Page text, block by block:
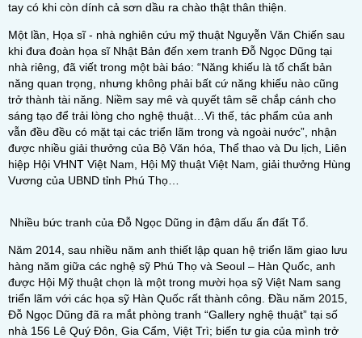
tay có khi còn dính cả sơn dầu ra chào thật thân thiện.
Một lần, Họa sĩ - nhà nghiên cứu mỹ thuật Nguyễn Văn Chiến sau
khi đưa đoàn họa sĩ Nhật Bản đến xem tranh Đỗ Ngọc Dũng tại
nhà riêng, đã viết trong một bài báo: “Năng khiếu là tố chất bản
năng quan trọng, nhưng không phải bất cứ năng khiếu nào cũng
trở thành tài năng. Niềm say mê và quyết tâm sẽ chắp cánh cho
sáng tạo để trải lòng cho nghệ thuật…Vì thế, tác phẩm của anh
vẫn đều đều có mặt tại các triển lãm trong và ngoài nước”, nhận
được nhiều giải thưởng của Bộ Văn hóa, Thể thao và Du lịch, Liên
hiệp Hội VHNT Việt Nam, Hội Mỹ thuật Việt Nam, giải thưởng Hùng
Vương của UBND tỉnh Phú Thọ…
Nhiều bức tranh của Đỗ Ngọc Dũng in đậm dấu ấn đất Tổ.
Năm 2014, sau nhiều năm anh thiết lập quan hệ triển lãm giao lưu
hàng năm giữa các nghệ sỹ Phú Thọ và Seoul – Hàn Quốc, anh
được Hội Mỹ thuật chọn là một trong mười họa sỹ Việt Nam sang
triển lãm với các họa sỹ Hàn Quốc rất thành công. Đầu năm 2015,
Đỗ Ngọc Dũng đã ra mắt phòng tranh “Gallery nghệ thuật” tại số
nhà 156 Lê Quý Đôn, Gia Cẩm, Việt Trì; biến tư gia của mình trở